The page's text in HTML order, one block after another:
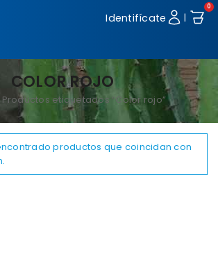
Identifícate |
0
COLOR ROJO
Productos etiquetados “Color rojo”
productos que coincidan con